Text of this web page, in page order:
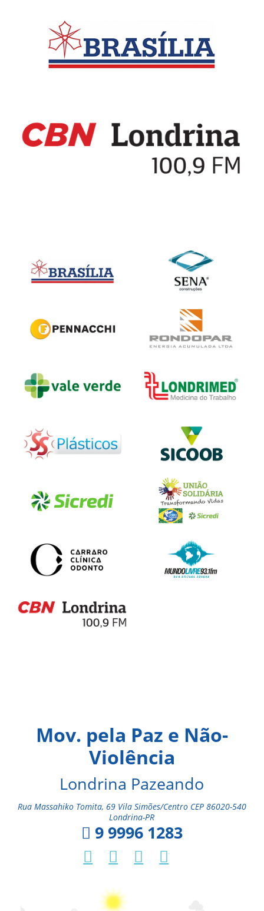
Mov. pela Paz e Não-
Violência
Londrina Pazeando
Rua Massahiko Tomita, 69 Vila Simões/Centro CEP 86020-540
Londrina-PR
9 9996 1283